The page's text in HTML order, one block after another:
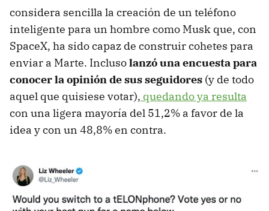
considera sencilla la creación de un teléfono
inteligente para un hombre como Musk que, con
SpaceX, ha sido capaz de construir cohetes para
enviar a Marte. Inclusolanzó una encuesta para
conocer la opinión de sus seguidores (y de todo
aquel que quisiese votar), quedando ya resulta
con una ligera mayoría del 51,2% a favor de la
idea y con un 48,8% en contra.